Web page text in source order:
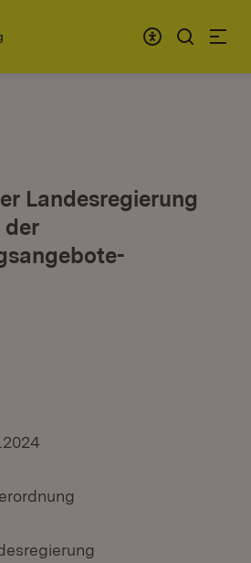
Landesregierung
der